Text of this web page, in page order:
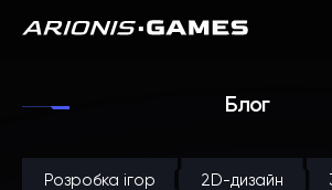
Блог
Розробка ігор 2D-дизайн